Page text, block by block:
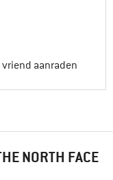
aanraden
NORTH FACE